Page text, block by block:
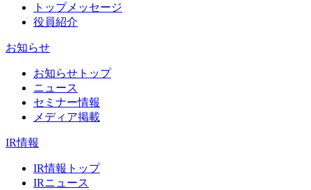
トップメッセージ
役員紹介
お知らせ
お知らせトップ
ニュース
セミナー情報
メディア掲載
IR情報
IR情報トップ
IRニュース